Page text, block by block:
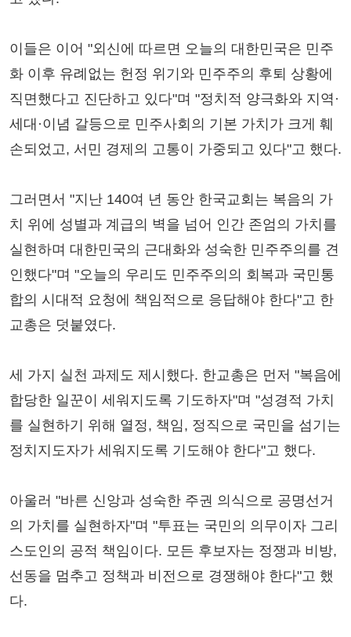
이들은 이어 "외신에 따르면 오늘의 대한민국은 민주
화 이후 유례없는 헌정 위기와 민주주의 후퇴 상황에
직면했다고 진단하고 있다"며 "정치적 양극화와 지역·
세대·이념 갈등으로 민주사회의 기본 가치가 크게 훼
손되었고, 서민 경제의 고통이 가중되고 있다"고 했다.
그러면서 "지난 140여 년 동안 한국교회는 복음의 가
치 위에 성별과 계급의 벽을 넘어 인간 존엄의 가치를
실현하며 대한민국의 근대화와 성숙한 민주주의를 견
인했다"며 "오늘의 우리도 민주주의의 회복과 국민통
합의 시대적 요청에 책임적으로 응답해야 한다"고 한
교총은 덧붙였다.
세 가지 실천 과제도 제시했다. 한교총은 먼저 "복음에
합당한 일꾼이 세워지도록 기도하자"며 "성경적 가치
를 실현하기 위해 열정, 책임, 정직으로 국민을 섬기는
정치지도자가 세워지도록 기도해야 한다"고 했다.
아울러 "바른 신앙과 성숙한 주권 의식으로 공명선거
의 가치를 실현하자"며 "투표는 국민의 의무이자 그리
스도인의 공적 책임이다. 모든 후보자는 정쟁과 비방,
선동을 멈추고 정책과 비전으로 경쟁해야 한다"고 했
다.